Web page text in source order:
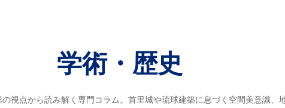
学術・歴史
視点から読み解く専門コラム。首里城や琉球建築に息づく空間美意識、